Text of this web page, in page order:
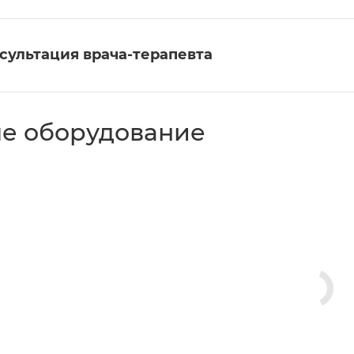
врача-терапевта
оборудование